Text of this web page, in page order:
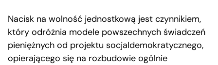
Nacisk na wolność jednostkową jest czynnikiem,
który odróżnia modele powszechnych świadczeń
pieniężnych od projektu socjaldemokratycznego,
opierającego się na rozbudowie ogólnie